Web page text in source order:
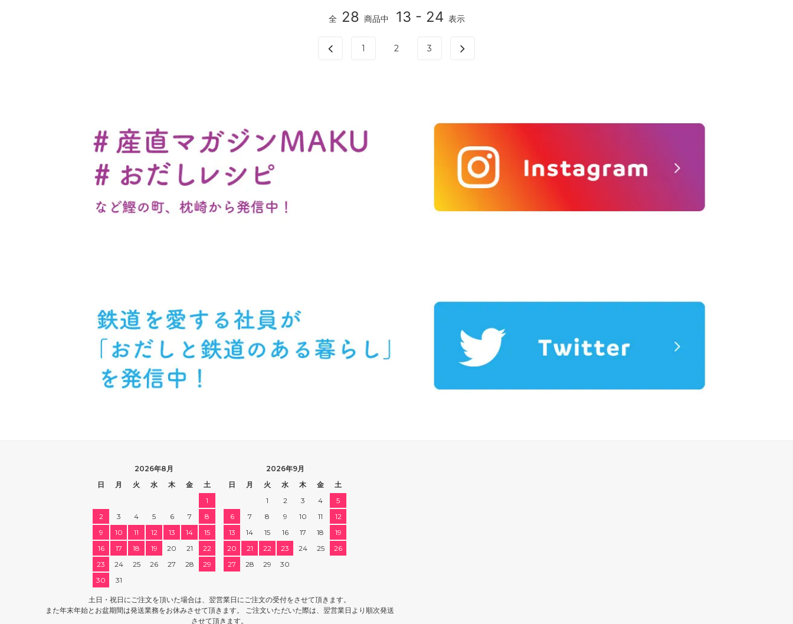
全 28 商品中 13 - 24 表示
1 2 3
2026年8月
日
月 火 水 木 金
土
1
2
3 4 5 6 7
8
9
10 11 12 13 14
15
16
17 18 19 20 21
22
23
24 25 26 27 28
29
30
31
2026年9月
日
月 火 水 木 金
土
1
2 3 4
5
6
7 8 9 10 11
12
13
14 15 16 17 18
19
20
21 22 23 24 25
26
27
28 29 30
土日・祝日にご注文を頂いた場合は、翌営業日にご注文の受付をさせて頂きます。
また年末年始とお盆期間は発送業務をお休みさせて頂きます。 ご注文いただいた際は、翌営業日より順次発送
させて頂きます。